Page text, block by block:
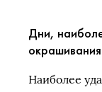
Дни,
Наиболее